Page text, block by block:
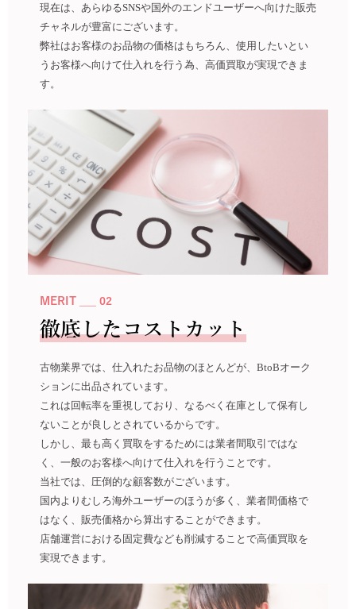
現在は、あらゆるSNSや国外のエンドユーザーへ向けた販売
チャネルが豊富にございます。
弊社はお客様のお品物の価格はもちろん、使用したいとい
うお客様へ向けて仕入れを行う為、高価買取が実現できま
す。
MERIT ___ 02
徹底したコストカット
古物業界では、仕入れたお品物のほとんどが、BtoBオーク
ションに出品されています。
これは回転率を重視しており、なるべく在庫として保有し
ないことが良しとされているからです。
しかし、最も高く買取をするためには業者間取引ではな
く、一般のお客様へ向けて仕入れを行うことです。
当社では、圧倒的な顧客数がございます。
国内よりむしろ海外ユーザーのほうが多く、業者間価格で
はなく、販売価格から算出することができます。
店舗運営における固定費なども削減することで高価買取を
実現できます。